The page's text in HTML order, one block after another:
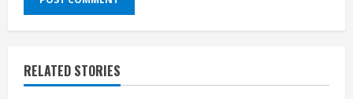
RELATED STORIES